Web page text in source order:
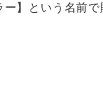
】という名前